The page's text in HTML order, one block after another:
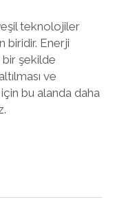
teknolojiler
biridir. Enerji
bir şekilde
ve
bu alanda daha